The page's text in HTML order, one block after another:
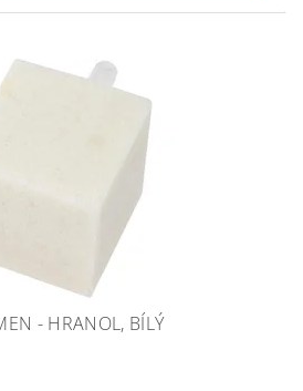
- HRANOL, BÍLÝ